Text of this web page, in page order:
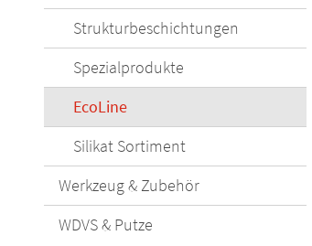
Strukturbeschichtungen
Spezialprodukte
EcoLine
Silikat Sortiment
Werkzeug & Zubehör
WDVS & Putze